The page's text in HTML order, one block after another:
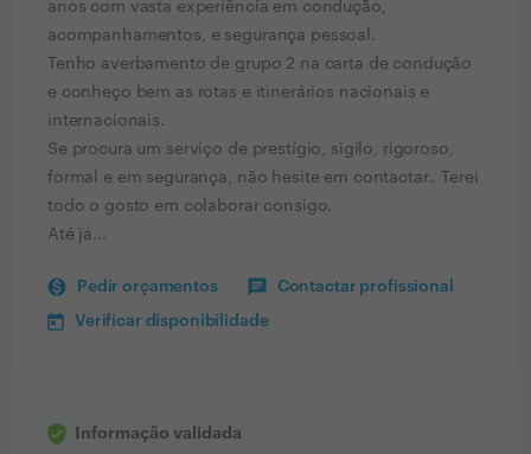
anos com vasta experiência em condução,
acompanhamentos, e segurança pessoal.
Tenho averbamento de grupo 2 na carta de condução
e conheço bem as rotas e itinerários nacionais e
internacionais.
Se procura um serviço de prestígio, sigilo, rigoroso,
formal e em segurança, não hesite em contactar.. Terei
todo o gosto em colaborar consigo.
Até já...
Pedir orçamentos Contactar profissional
Verificar disponibilidade
Informação validada